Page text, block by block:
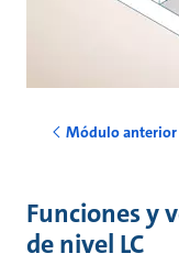
Módulo anterior
Funciones y
de nivel LC